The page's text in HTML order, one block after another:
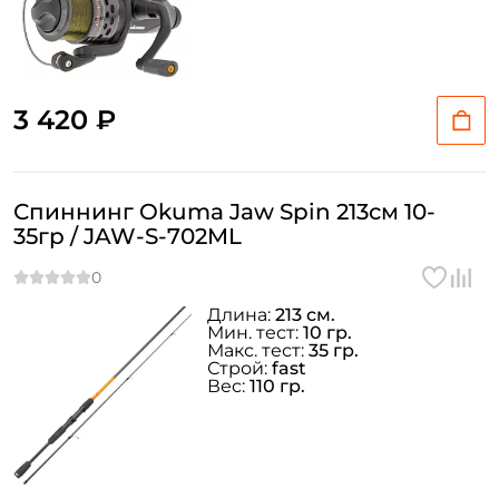
3 420 ₽
Спиннинг Okuma Jaw Spin 213см 10-
35гр / JAW-S-702ML
Длина: 213 см.
Мин. тест: 10 гр.
Макс. тест: 35 гр.
Строй: fast
Вес: 110 гр.